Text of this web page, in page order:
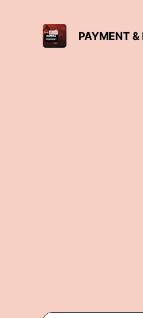
PAYMENT